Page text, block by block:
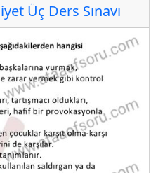
Üç Ders Sınavı